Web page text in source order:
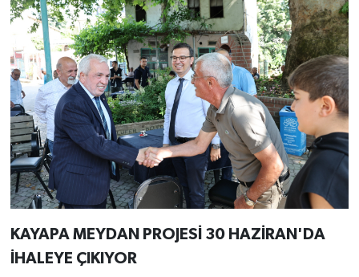
KAYAPA MEYDAN PROJESİ 30 HAZİRAN'DA
İHALEYE ÇIKIYOR